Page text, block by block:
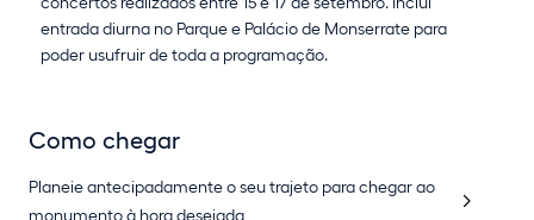
entrada diurna no Parque e Palácio de Monserrate para
poder usufruir de toda a programação.
Como chegar
Planeie antecipadamente o seu trajeto para chegar ao
monumento à hora desejada